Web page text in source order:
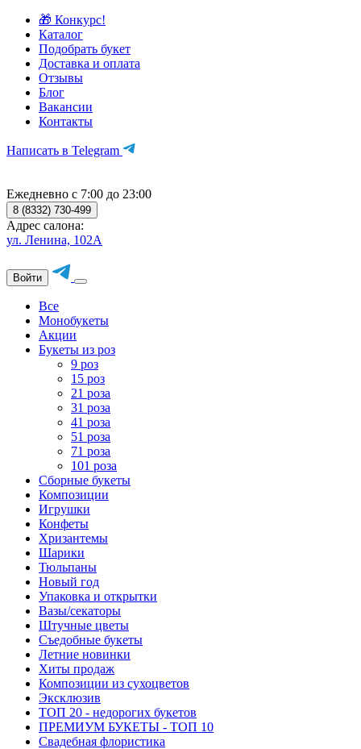
🎁 Конкурс!
Каталог
Подобрать букет
Доставка и оплата
Отзывы
Блог
Вакансии
Контакты
Написать в Telegram
Ежедневно с 7:00 до 23:00
8 (8332) 730-499
Адрес салона:
ул. Ленина, 102А
Войти
Все
Монобукеты
Акции
Букеты из роз
9 роз
15 роз
21 роза
31 роза
41 роза
51 роза
71 роза
101 роза
Сборные букеты
Композиции
Игрушки
Конфеты
Хризантемы
Шарики
Тюльпаны
Новый год
Упаковка и открытки
Вазы/секаторы
Штучные цветы
Съедобные букеты
Летние новинки
Хиты продаж
Композиции из сухоцветов
Эксклюзив
ТОП 20 - недорогих букетов
ПРЕМИУМ БУКЕТЫ - ТОП 10
Свадебная флористика